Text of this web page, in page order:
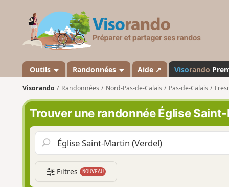
s
a
n
d
o
Outils Randonnées Aide ↗ Visorando
Visorando Randonnées Nord-Pas-de-Calais Pas-de-Calais
Trouver une randonnée Église
Filtres NOUVEAU